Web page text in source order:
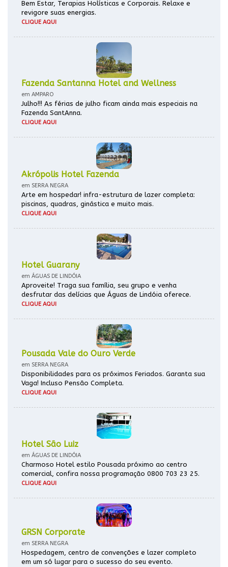
Bem Estar, Terapias Holísticas e Corporais. Relaxe e
revigore suas energias.
CLIQUE AQUI
Fazenda Santanna Hotel and Wellness
em AMPARO
Julho!!! As férias de julho ficam ainda mais especiais na
Fazenda SantAnna.
CLIQUE AQUI
Akrópolis Hotel Fazenda
em SERRA NEGRA
Arte em hospedar! infra-estrutura de lazer completa:
piscinas, quadras, ginástica e muito mais.
CLIQUE AQUI
Hotel Guarany
em ÁGUAS DE LINDÓIA
Aproveite! Traga sua família, seu grupo e venha
desfrutar das delícias que Águas de Lindóia oferece.
CLIQUE AQUI
Pousada Vale do Ouro Verde
em SERRA NEGRA
Disponibilidades para os próximos Feriados. Garanta sua
Vaga! Incluso Pensão Completa.
CLIQUE AQUI
Hotel São Luiz
em ÁGUAS DE LINDÓIA
Charmoso Hotel estilo Pousada próximo ao centro
comercial, confira nossa programação 0800 703 23 25.
CLIQUE AQUI
GRSN Corporate
em SERRA NEGRA
Hospedagem, centro de convenções e lazer completo
em um só lugar para o sucesso do seu evento.